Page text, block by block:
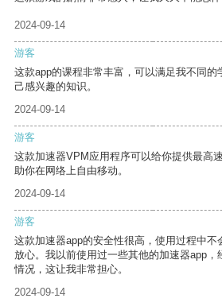
2024-09-14
游客
这款app的课程非常丰富，可以满足我不同的
己感兴趣的知识。
2024-09-14
游客
这款加速器VPM应用程序可以给你提供最高
助你在网络上自由移动。
2024-09-14
游客
这款加速器app的安全性很高，使用过程中不
放心。我以前使用过一些其他的加速器app，
情况，这让我非常担心。
2024-09-14